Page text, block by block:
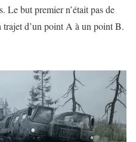
Le but premier n’était pas de
trajet d’un point A à un point B.